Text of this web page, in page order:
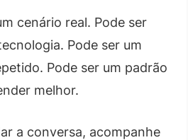
cenário real. Pode ser
Pode ser um
Pode ser um padrão
melhor.
a conversa, acompanhe